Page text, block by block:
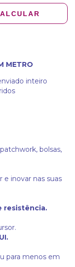
METRO
inteiro
bolsas,
e inovar nas suas
resistência.
para menos em